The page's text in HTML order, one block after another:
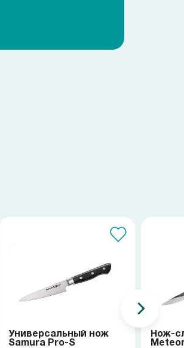
Универсальный нож
Samura Pro-S
Нож-